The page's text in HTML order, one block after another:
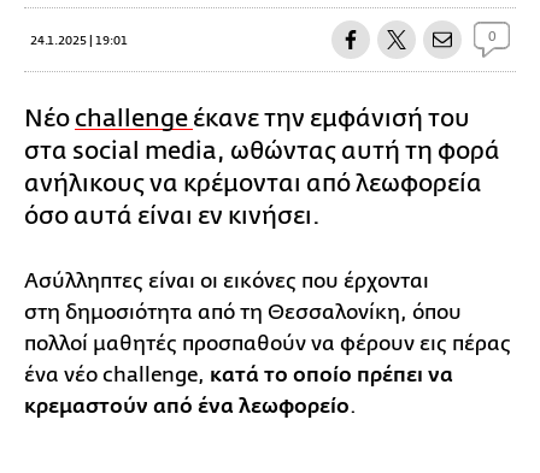
24.1.2025 | 19:01 0
Νέο challenge έκανε την εμφάνισή του
στα social media, ωθώντας αυτή τη φορά
ανήλικους να κρέμονται από λεωφορεία
όσο αυτά είναι εν κινήσει.
Ασύλληπτες είναι οι εικόνες που έρχονται
στη δημοσιότητα από τη Θεσσαλονίκη, όπου
πολλοί μαθητές προσπαθούν να φέρουν εις πέρας
ένα νέο challenge, κατά το οποίο πρέπει να
κρεμαστούν από ένα λεωφορείο.